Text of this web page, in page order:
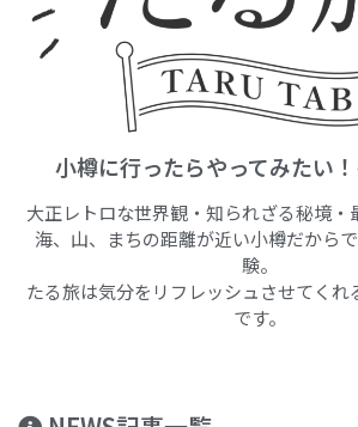
小樽に行ったらやってみたい
大正レトロな世界観・知られざる秘境・
海、山、まちの距離が近い小樽だから
験。
たる旅は気分をリフレッシュさせてくれ
です。